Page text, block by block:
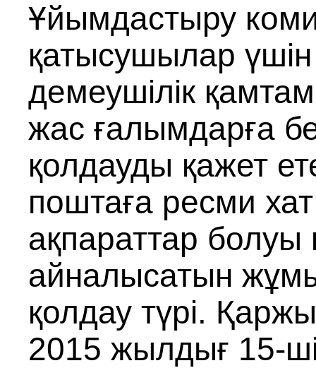
Ұйымдастыру
қатысушылар үшін
демеушілік
жас ғалымдарға
қолдауды қажет
поштаға ресми
ақпараттар
айналысатын
қолдау түрі.
2015 жылдығ